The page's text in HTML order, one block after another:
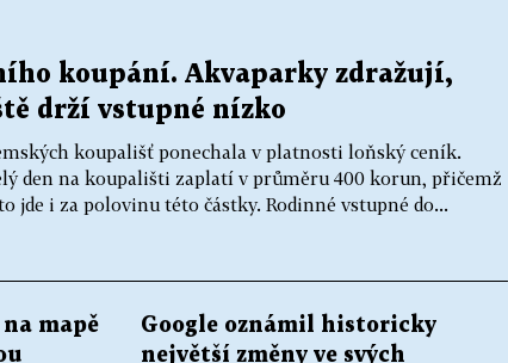
koupání. Akvaparky zdražují,
drží vstupné nízko
koupališť ponechala v platnosti loňský ceník.
den na koupališti zaplatí v průměru 400 korun, přičemž
jde i za polovinu této částky. Rodinné vstupné do...
mapě
Google oznámil historicky
největší změny ve svých